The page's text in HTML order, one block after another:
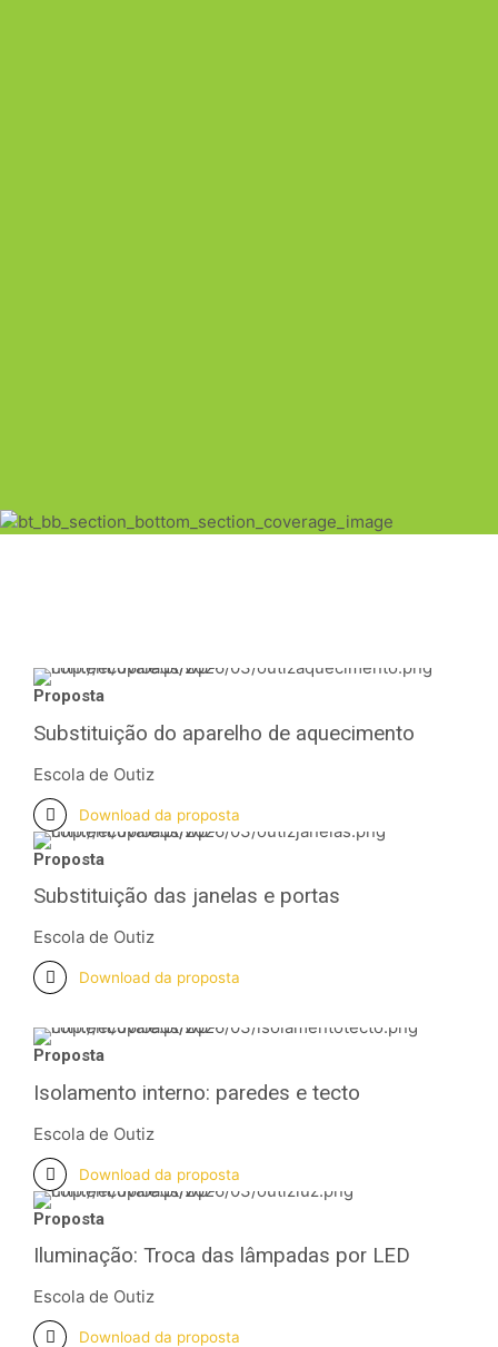
Proposta
Substituição do aparelho de aquecimento
Escola de Outiz
Download da proposta
Proposta
Substituição das janelas e portas
Escola de Outiz
Download da proposta
Proposta
Isolamento interno: paredes e tecto
Escola de Outiz
Download da proposta
Proposta
Iluminação: Troca das lâmpadas por LED
Escola de Outiz
Download da proposta